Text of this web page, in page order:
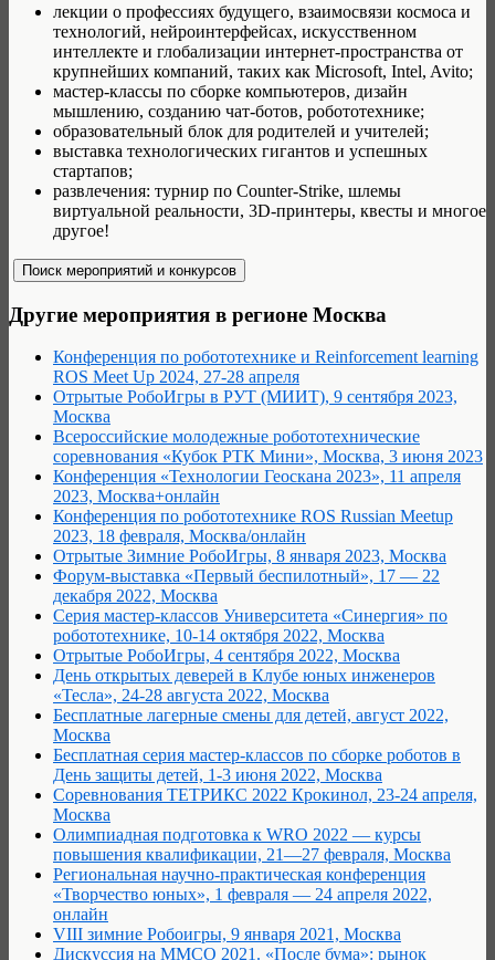
лекции о профессиях будущего, взаимосвязи космоса и
технологий, нейроинтерфейсах, искусственном
интеллекте и глобализации интернет-пространства от
крупнейших компаний, таких как Microsoft, Intel, Avito;
мастер-классы по сборке компьютеров, дизайн
мышлению, созданию чат-ботов, робототехнике;
образовательный блок для родителей и учителей;
выставка технологических гигантов и успешных
стартапов;
развлечения: турнир по Counter-Strike, шлемы
виртуальной реальности, 3D-принтеры, квесты и многое
другое!
Другие мероприятия в регионе Москва
Конференция по робототехнике и Reinforcement learning
ROS Meet Up 2024, 27-28 апреля
Отрытые РобоИгры в РУТ (МИИТ), 9 сентября 2023,
Москва
Всероссийские молодежные робототехнические
соревнования «Кубок РТК Мини», Москва, 3 июня 2023
Конференция «Технологии Геоскана 2023», 11 апреля
2023, Москва+онлайн
Конференция по робототехнике ROS Russian Meetup
2023, 18 февраля, Москва/онлайн
Отрытые Зимние РобоИгры, 8 января 2023, Москва
Форум-выставка «Первый беспилотный», 17 — 22
декабря 2022, Москва
Серия мастер-классов Университета «Синергия» по
робототехнике, 10-14 октября 2022, Москва
Отрытые РобоИгры, 4 сентября 2022, Москва
День открытых деверей в Клубе юных инженеров
«Тесла», 24-28 августа 2022, Москва
Бесплатные лагерные смены для детей, август 2022,
Москва
Бесплатная серия мастер-классов по сборке роботов в
День защиты детей, 1-3 июня 2022, Москва
Соревнования ТЕТРИКС 2022 Крокинол, 23-24 апреля,
Москва
Олимпиадная подготовка к WRO 2022 — курсы
повышения квалификации, 21—27 февраля, Москва
Региональная научно-практическая конференция
«Творчество юных», 1 февраля — 24 апреля 2022,
онлайн
VIII зимние Робоигры, 9 января 2021, Москва
Дискуссия на ММСО 2021. «После бума»: рынок